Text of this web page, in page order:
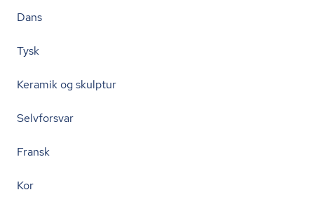
Dans
Tysk
Keramik og skulptur
Selvforsvar
Fransk
Kor